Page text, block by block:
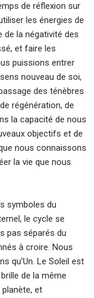
de réflexion sur
les énergies de
de la négativité des
et faire les
puissions entrer
nouveau de soi,
des ténèbres
régénération, de
la capacité de nous
objectifs et de
nous connaissons
la vie que nous
symboles du
le cycle se
pas séparés du
à croire. Nous
qu’Un. Le Soleil est
de la même
et